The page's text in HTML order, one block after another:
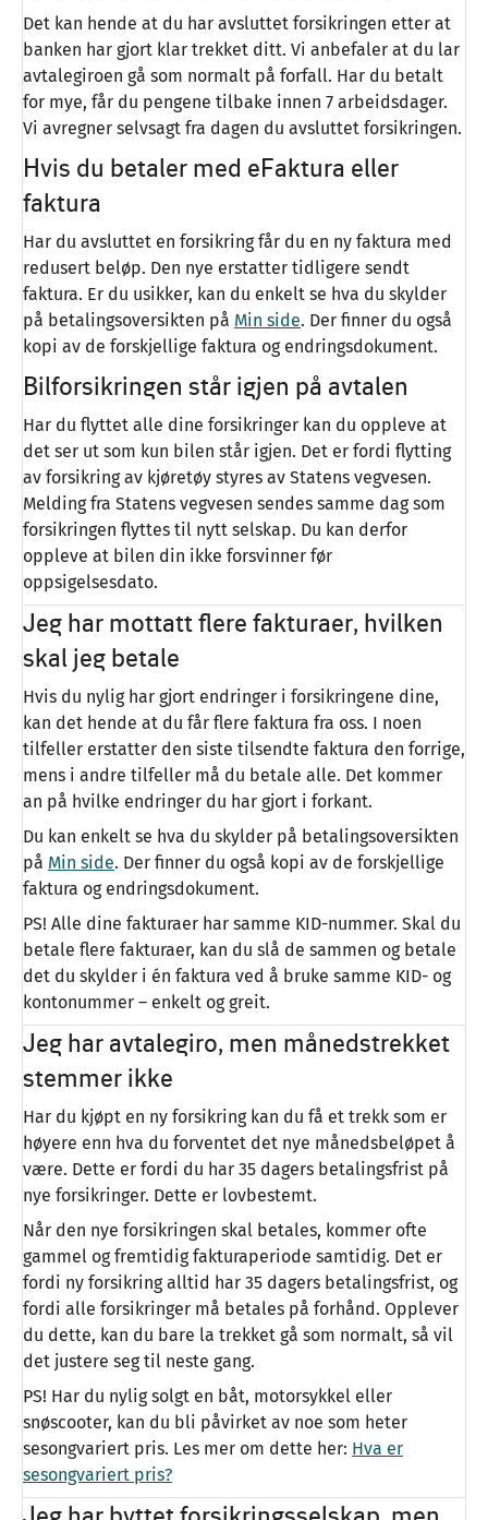
Det kan hende at du har avsluttet forsikringen etter at
banken har gjort klar trekket ditt. Vi anbefaler at du lar
avtalegiroen gå som normalt på forfall. Har du betalt
for mye, får du pengene tilbake innen 7 arbeidsdager.
Vi avregner selvsagt fra dagen du avsluttet forsikringen.
Hvis du betaler med eFaktura eller
faktura
Har du avsluttet en forsikring får du en ny faktura med
redusert beløp. Den nye erstatter tidligere sendt
faktura. Er du usikker, kan du enkelt se hva du skylder
på betalingsoversikten på Min side. Der finner du også
kopi av de forskjellige faktura og endringsdokument.
Bilforsikringen står igjen på avtalen
Har du flyttet alle dine forsikringer kan du oppleve at
det ser ut som kun bilen står igjen. Det er fordi flytting
av forsikring av kjøretøy styres av Statens vegvesen.
Melding fra Statens vegvesen sendes samme dag som
forsikringen flyttes til nytt selskap. Du kan derfor
oppleve at bilen din ikke forsvinner før
oppsigelsesdato.
Jeg har mottatt flere fakturaer, hvilken
skal jeg betale
Hvis du nylig har gjort endringer i forsikringene dine,
kan det hende at du får flere faktura fra oss. I noen
tilfeller erstatter den siste tilsendte faktura den forrige,
mens i andre tilfeller må du betale alle. Det kommer
an på hvilke endringer du har gjort i forkant.
Du kan enkelt se hva du skylder på betalingsoversikten
på Min side. Der finner du også kopi av de forskjellige
faktura og endringsdokument.
PS! Alle dine fakturaer har samme KID-nummer. Skal du
betale flere fakturaer, kan du slå de sammen og betale
det du skylder i én faktura ved å bruke samme KID- og
kontonummer – enkelt og greit.
Jeg har avtalegiro, men månedstrekket
stemmer ikke
Har du kjøpt en ny forsikring kan du få et trekk som er
høyere enn hva du forventet det nye månedsbeløpet å
være. Dette er fordi du har 35 dagers betalingsfrist på
nye forsikringer. Dette er lovbestemt.
Når den nye forsikringen skal betales, kommer ofte
gammel og fremtidig fakturaperiode samtidig. Det er
fordi ny forsikring alltid har 35 dagers betalingsfrist, og
fordi alle forsikringer må betales på forhånd. Opplever
du dette, kan du bare la trekket gå som normalt, så vil
det justere seg til neste gang.
PS! Har du nylig solgt en båt, motorsykkel eller
snøscooter, kan du bli påvirket av noe som heter
sesongvariert pris. Les mer om dette her: Hva er
sesongvariert pris?